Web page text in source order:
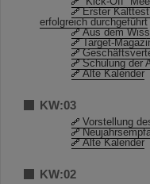
Erster
erfolgreich durchgeführt
Aus dem
Target-
Schulung der
Alte Kalender
KW:03
Vorstellung
Alte Kalender
KW:02